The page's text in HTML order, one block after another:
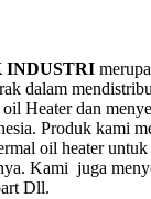
INDUSTRI
dalam
Heater dan
Produk kami
oil heater
Kami juga
Dll.